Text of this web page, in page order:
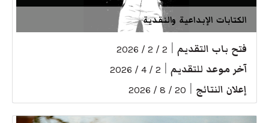
الكتابات الإبداعية والنقدية
فتح باب التقديم 2 / 2 / 2026
آخر موعد للتقديم 2 / 4 / 2026
إعلان النتائج 20 / 8 / 2026